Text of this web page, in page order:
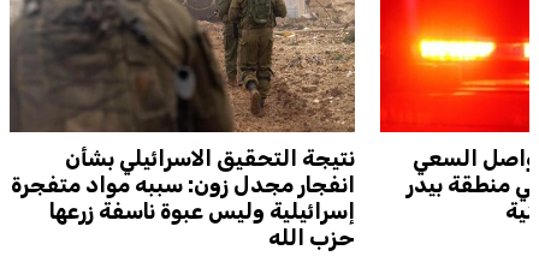
نتيجة التحقيق الاسرائيلي بشأن
انفجار مجدل زون: سببه مواد متفجرة
إسرائيلية وليس عبوة ناسفة زرعها
حزب الله
يواصل السعي
منطقة بيدر